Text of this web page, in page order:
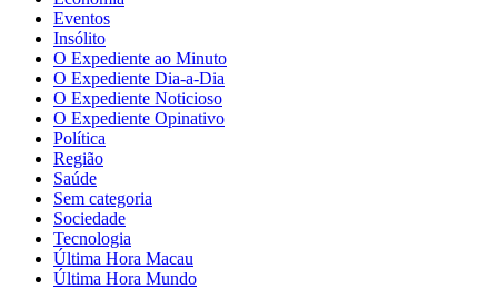
Eventos
Insólito
O Expediente ao Minuto
O Expediente Dia-a-Dia
O Expediente Noticioso
O Expediente Opinativo
Política
Região
Saúde
Sem categoria
Sociedade
Tecnologia
Última Hora Macau
Última Hora Mundo